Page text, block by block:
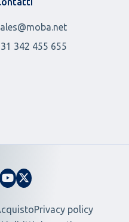
342 455 655
Privacy policy